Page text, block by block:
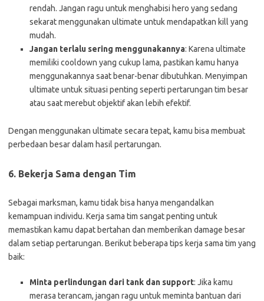
rendah. Jangan ragu untuk menghabisi hero yang sedang
sekarat menggunakan ultimate untuk mendapatkan kill yang
mudah.
Jangan terlalu sering menggunakannya: Karena ultimate
memiliki cooldown yang cukup lama, pastikan kamu hanya
menggunakannya saat benar-benar dibutuhkan. Menyimpan
ultimate untuk situasi penting seperti pertarungan tim besar
atau saat merebut objektif akan lebih efektif.
Dengan menggunakan ultimate secara tepat, kamu bisa membuat
perbedaan besar dalam hasil pertarungan.
6. Bekerja Sama dengan Tim
Sebagai marksman, kamu tidak bisa hanya mengandalkan
kemampuan individu. Kerja sama tim sangat penting untuk
memastikan kamu dapat bertahan dan memberikan damage besar
dalam setiap pertarungan. Berikut beberapa tips kerja sama tim yang
baik:
Minta perlindungan dari tank dan support: Jika kamu
merasa terancam, jangan ragu untuk meminta bantuan dari